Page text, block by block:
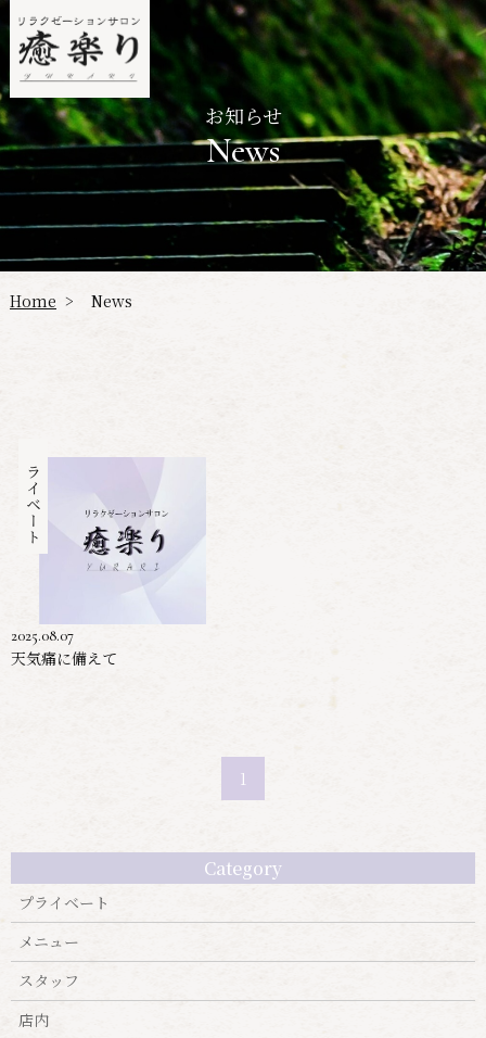
お知らせ
News
Home > News
Category
プライベート
メニュー
スタッフ
店内
プライベート
2025.08.07
天気痛に備えて
1